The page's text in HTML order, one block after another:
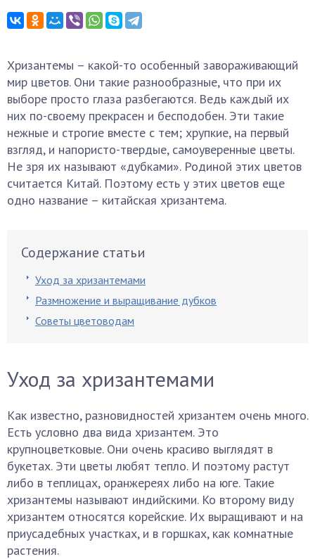
Хризантемы – какой-то особенный завораживающий
мир цветов. Они такие разнообразные, что при их
выборе просто глаза разбегаются. Ведь каждый их
них по-своему прекрасен и бесподобен. Эти такие
нежные и строгие вместе с тем; хрупкие, на первый
взгляд, и напористо-твердые, самоуверенные цветы.
Не зря их называют «дубками». Родиной этих цветов
считается Китай. Поэтому есть у этих цветов еще
одно название – китайская хризантема.
Содержание статьи
Уход за хризантемами
Размножение и выращивание дубков
Советы цветоводам
Уход за хризантемами
Как известно, разновидностей хризантем очень много.
Есть условно два вида хризантем. Это
крупноцветковые. Они очень красиво выглядят в
букетах. Эти цветы любят тепло. И поэтому растут
либо в теплицах, оранжереях либо на юге. Такие
хризантемы называют индийскими. Ко второму виду
хризантем относятся корейские. Их выращивают и на
приусадебных участках, и в горшках, как комнатные
растения.